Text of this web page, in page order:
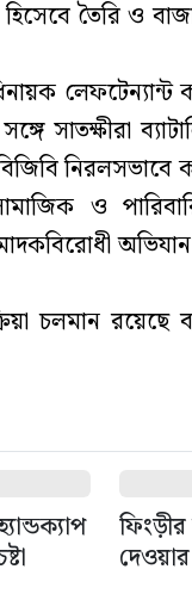
তৈরি ও
লেফটেন্যান্ট
সাতক্ষীরা
ও
চলমান রয়েছে